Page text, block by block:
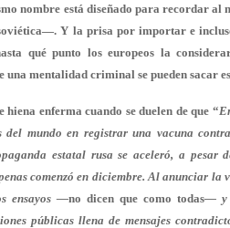
nombre está diseñado para recordar al
Y la prisa por importar e
qué punto los europeos la
una mentalidad criminal se pueden sacar
hiena enferma cuando se duelen de que “
del mundo en registrar una vacuna
estatal rusa se aceleró, a pesar
comenzó en diciembre. Al anunciar la
ensayos —no dicen que como todas— y
públicas llena de mensajes